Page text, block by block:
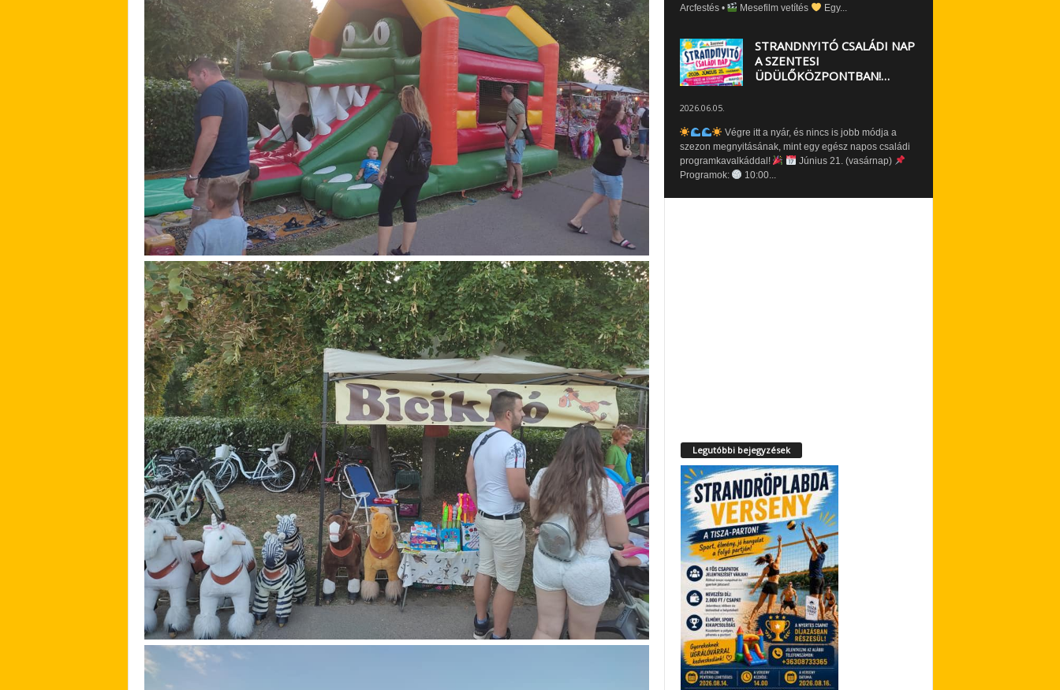
Arcfestés •
Mesefilm vetítés Egy...
STRANDNYITÓ CSALÁDI NAP
A SZENTESI
ÜDÜLŐKÖZPONTBAN!…
2026.06.05.
Végre itt a nyár, és nincs is jobb módja a
szezon megnyitásának, mint egy egész napos családi
programkavalkáddal!
Június 21. (vasárnap)
Programok:
10:00...
Legutóbbi bejegyzések